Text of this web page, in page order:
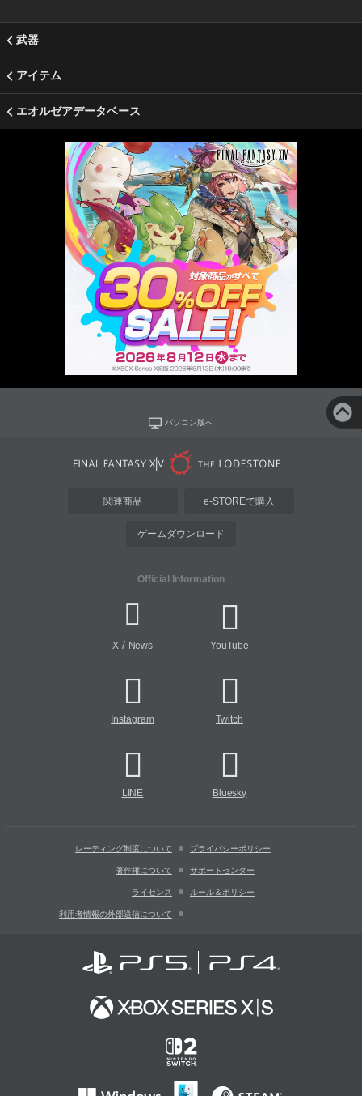
武器
アイテム
エオルゼアデータベース
パソコン版へ
関連商品 e-STOREで購入
ゲームダウンロード
Official Information
X/ News YouTube
Instagram Twitch
LINE Bluesky
レーティング制度について プライバシーポリシー
著作権について サポートセンター
ライセンス ルール＆ポリシー
利用者情報の外部送信について